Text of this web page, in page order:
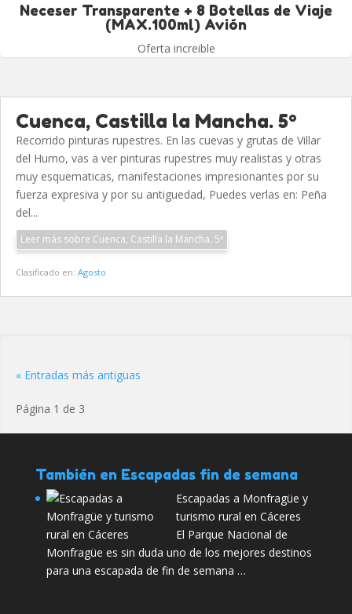
Neceser Transparente + 8 Botellas de Viaje
(MAX.100ml) Avión
Oferta increible
Cuenca, Castilla la Mancha. 5º
Recorrido pinturas rupestres. En las cuevas y grutas de Villar
del Humo, vas a ver pinturas rupestres muy realistas y otras
muy esquematicas, manifestaciones impresionantes por su
fuerza expresiva y por su antiguedad, Puedes verlas en: Peña
del...
Leer más sobre Cuenca, Castilla la Mancha. 5º
Clasificado en: Agosto
« Entradas más antiguas
Página 1 de 3
También en Escapadas fin de semana
Escapadas a Monfragüe y
turismo rural en Cáceres
El Parque Nacional de
Monfragüe es sin duda uno de los mejores destinos
para una escapada de fin de semana …